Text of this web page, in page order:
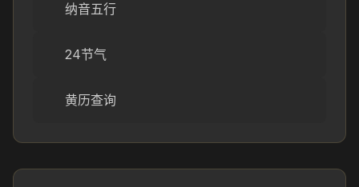
纳音五行
24节气
黄历查询